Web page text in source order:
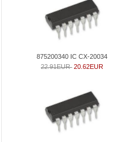
875200340 IC CX-20034
22.91EUR 20.62EUR